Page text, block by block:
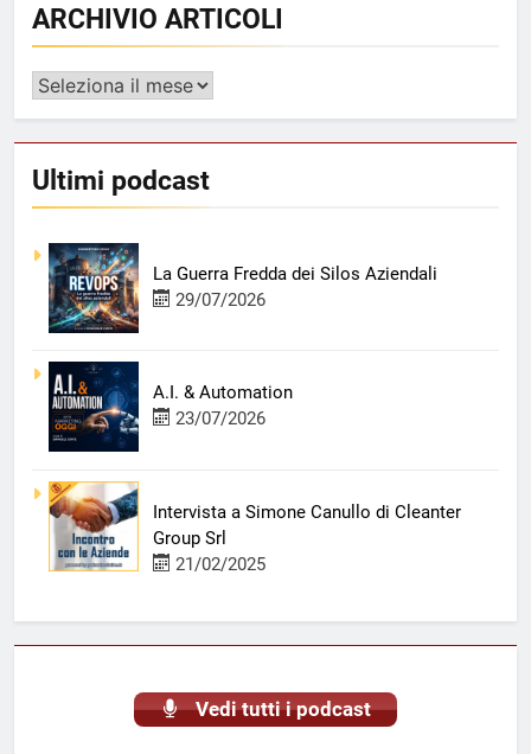
ARCHIVIO ARTICOLI
ARCHIVIO
Ultimi podcast
La Guerra Fredda dei Silos Aziendali
29/07/2026
A.I. & Automation
23/07/2026
Intervista a Simone Canullo di Cleanter
Group Srl
21/02/2025
Vedi tutti i podcast